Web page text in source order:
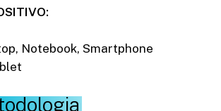
Notebook, Smartphone